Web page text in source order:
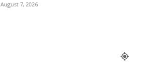
August 7, 2026